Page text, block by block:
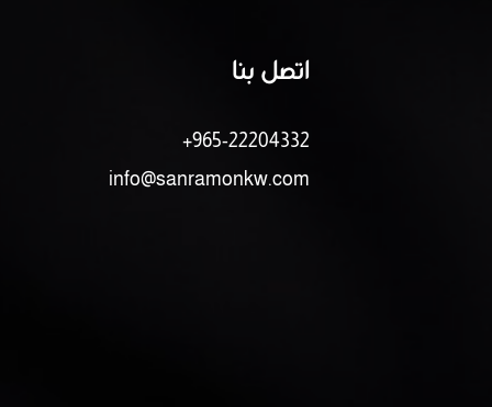
اتصل بنا
+965-22204332
info@sanramonkw.com